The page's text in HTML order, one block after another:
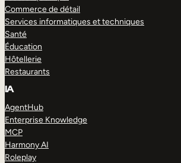
Commerce de détail
Services informatiques et techniques
Santé
Éducation
Hôtellerie
Restaurants
IA
AgentHub
Enterprise Knowledge
MCP
Harmony AI
Roleplay